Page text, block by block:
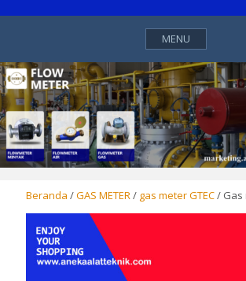
MENU
Beranda /GAS METER/ gas meter GTEC/ Gas